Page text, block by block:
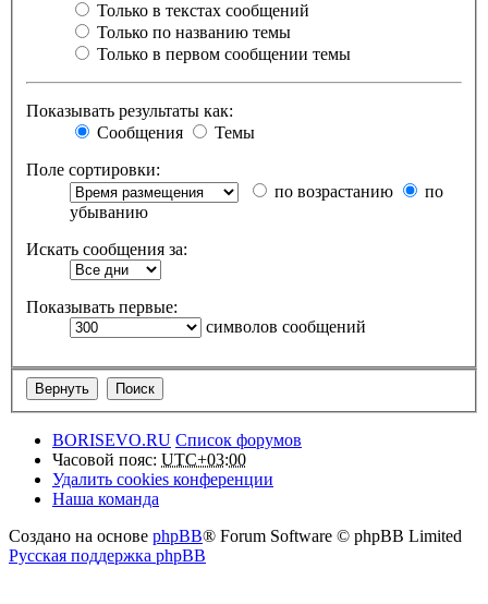
Только в текстах сообщений
Только по названию темы
Только в первом сообщении темы
Показывать результаты как:
Сообщения
Темы
Поле сортировки:
по возрастанию
по
убыванию
Искать сообщения за:
Показывать первые:
символов сообщений
BORISEVO.RU Список форумов
Часовой пояс: UTC+03:00
Удалить cookies конференции
Наша команда
Создано на основе phpBB® Forum Software © phpBB Limited
Русская поддержка phpBB